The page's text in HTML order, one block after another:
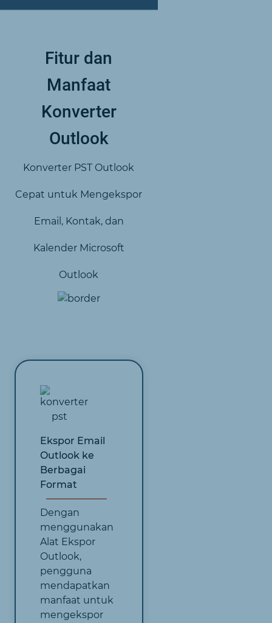
Fitur dan
Manfaat
Konverter
Outlook
Konverter PST Outlook
Cepat untuk Mengekspor
Email, Kontak, dan
Kalender Microsoft
Outlook
Ekspor Email
Outlook ke
Berbagai
Format
Dengan
menggunakan
Alat Ekspor
Outlook,
pengguna
mendapatkan
manfaat untuk
mengekspor